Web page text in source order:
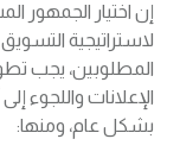
إن اختيار الجمهور
لاستراتيجية
المطلوبين، يجب
الإعلانات واللجوء
بشكل عام، ومنها: